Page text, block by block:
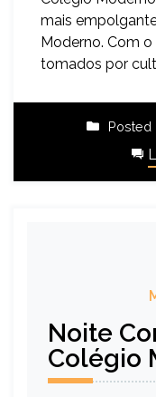
mais
Moderno. Com
tomados por
Posted
Noite
Colégio